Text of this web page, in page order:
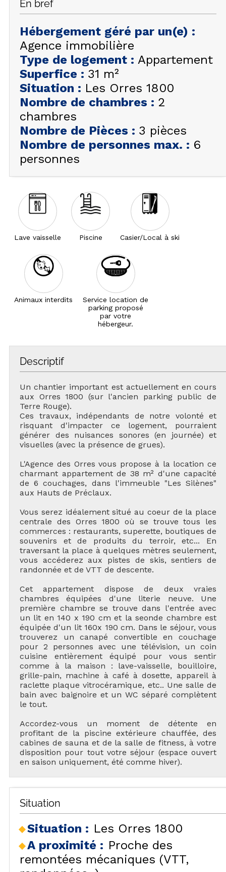
HIVER
+33 (0)4 92 44 19 17
En bref
Hébergement géré par un(e) :
Agence immobilière
Type de logement : Appartement
Superfice : 31 m²
Situation : Les Orres 1800
Nombre de chambres : 2
chambres
Nombre de Pièces : 3 pièces
Nombre de personnes max. : 6
personnes
Lave vaisselle Piscine Casier/Local à ski
Animaux interdits
Service location de
parking proposé
par votre
hébergeur.
Descriptif
Un chantier important est actuellement en cours
aux Orres 1800 (sur l'ancien parking public de
Terre Rouge).
Ces travaux, indépendants de notre volonté et
risquant d'impacter ce logement, pourraient
générer des nuisances sonores (en journée) et
visuelles (avec la présence de grues).
L'Agence des Orres vous propose à la location ce
charmant appartement de 38 m² d'une capacité
de 6 couchages, dans l'immeuble "Les Silènes"
aux Hauts de Préclaux.
Vous serez idéalement situé au coeur de la place
centrale des Orres 1800 où se trouve tous les
commerces : restaurants, superette, boutiques de
souvenirs et de produits du terroir, etc... En
traversant la place à quelques mètres seulement,
vous accéderez aux pistes de skis, sentiers de
randonnée et de VTT de descente.
Cet appartement dispose de deux vraies
chambres équipées d'une literie neuve. Une
première chambre se trouve dans l'entrée avec
un lit en 140 x 190 cm et la seonde chambre est
équipée d'un lit 160x 190 cm. Dans le séjour, vous
trouverez un canapé convertible en couchage
pour 2 personnes avec une télévision, un coin
cuisine entièrement équipé pour vous sentir
comme à la maison : lave-vaisselle, bouilloire,
grille-pain, machine à café à dosette, appareil à
raclette plaque vitrocéramique, etc.. Une salle de
bain avec baignoire et un WC séparé complètent
le tout.
Accordez-vous un moment de détente en
profitant de la piscine extérieure chauffée, des
cabines de sauna et de la salle de fitness, à votre
disposition pour tout votre séjour (espace ouvert
en saison uniquement, été comme hiver).
Situation
Situation : Les Orres 1800
A proximité : Proche des
remontées mécaniques (VTT,